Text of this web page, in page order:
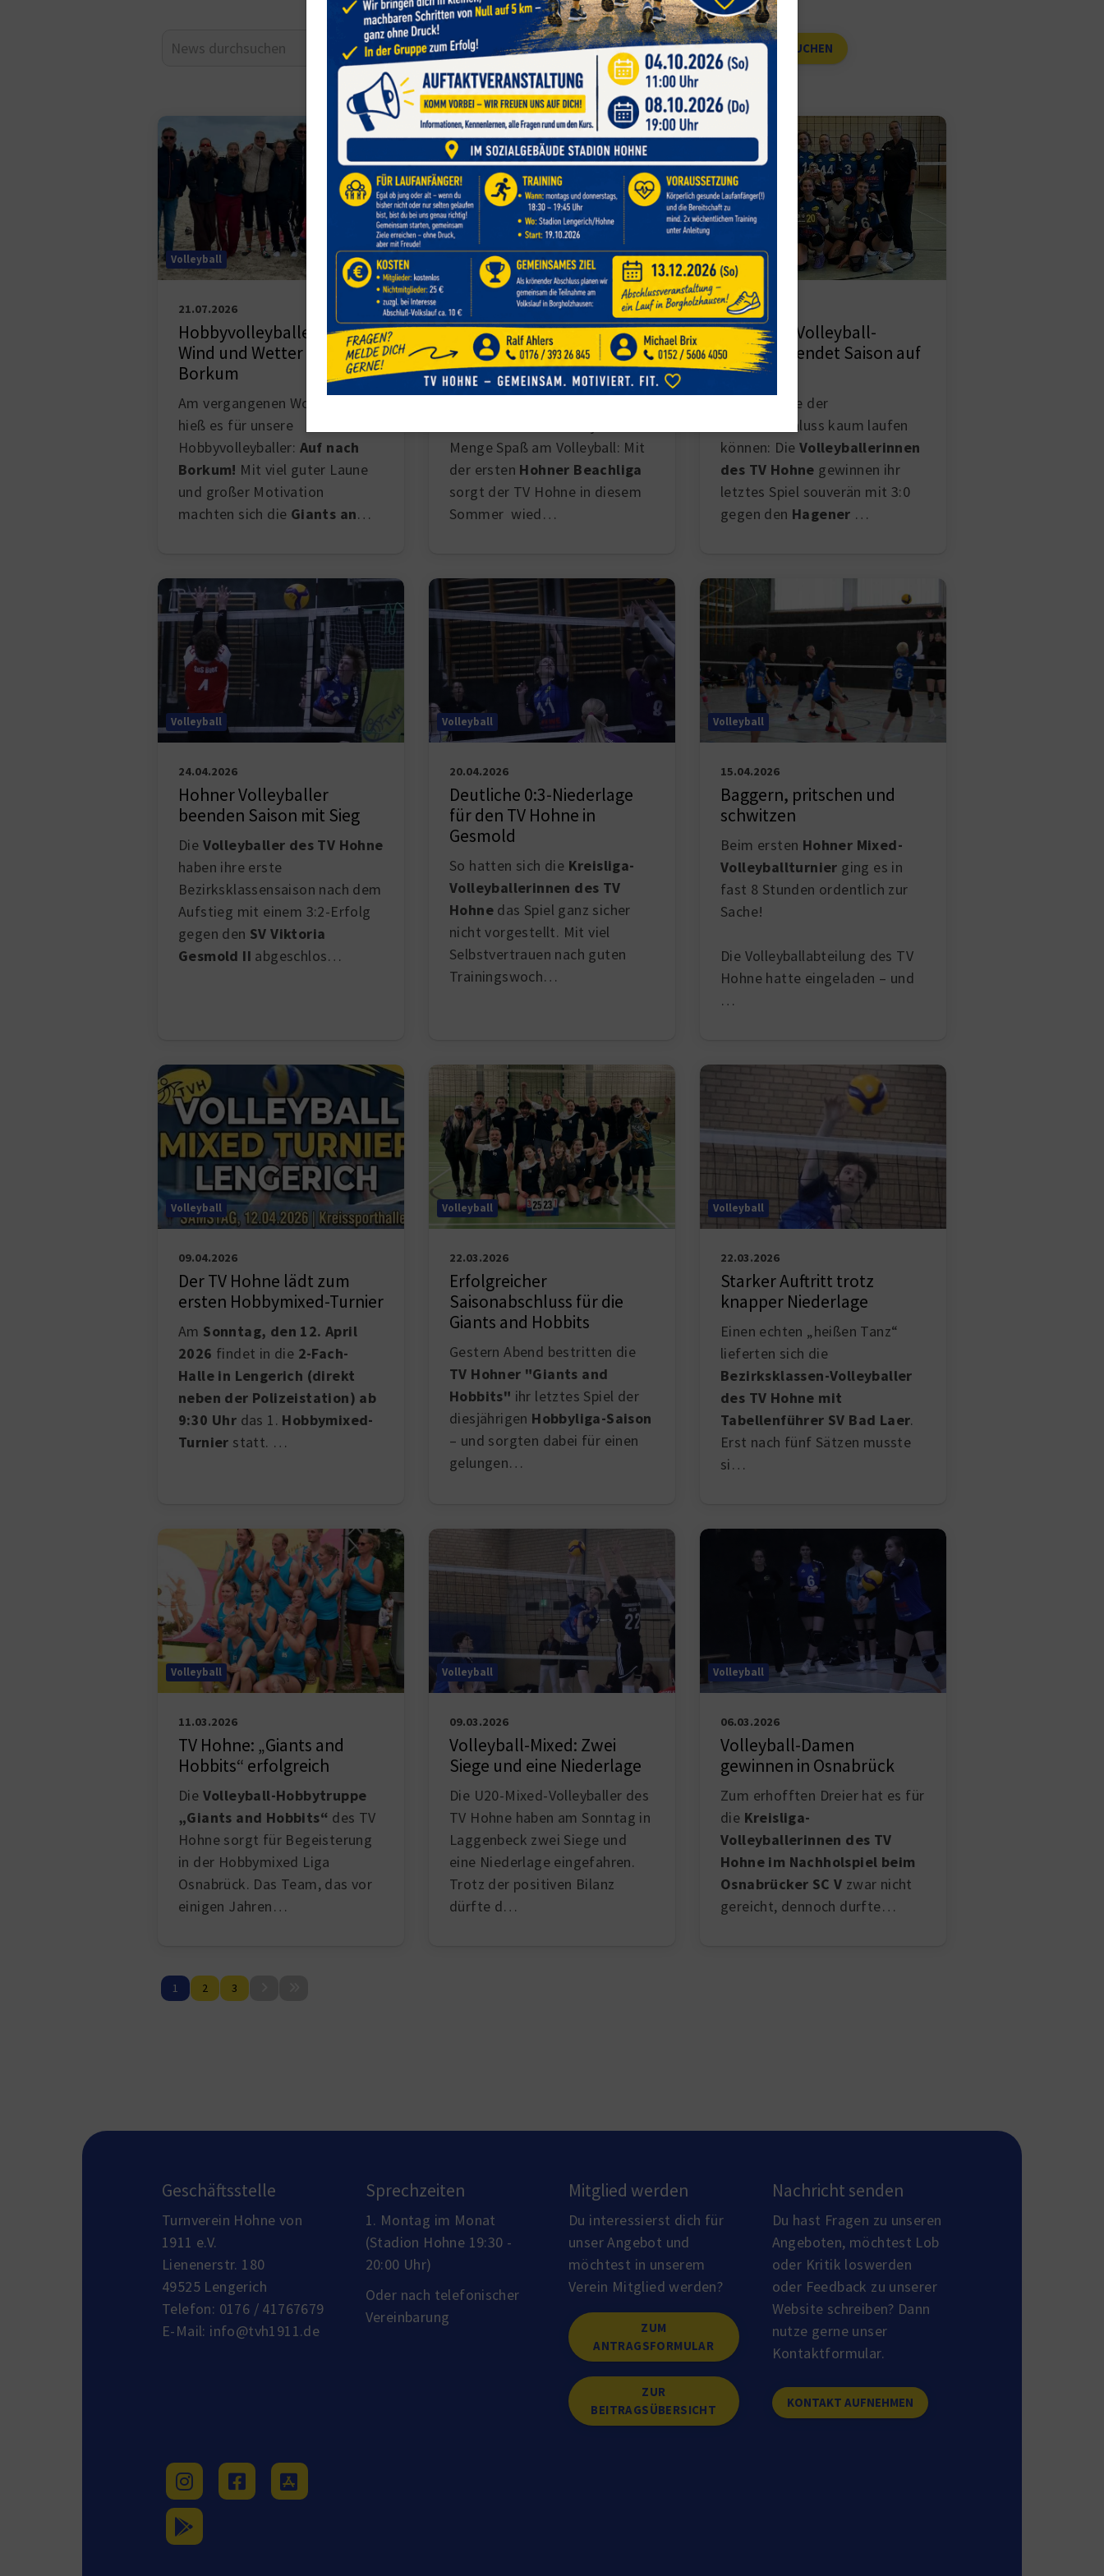
Volleyball
21.07.2026
Hobbyvolleyballer trotzen
Wind und Wetter auf
Borkum
Am vergangenen Wochenende
hieß es für unsere
Hobbyvolleyballer: Auf nach
Borkum! Mit viel guter Laune
und großer Motivation
machten sich die Giants an…
Volleyball
12.06.2026
TV Hohne Beachliga –
spielen, wann und wo die
Sonne scheint!
Menge Spaß am Volleyball: Mit
der ersten Hohner Beachliga
sorgt der TV Hohne in diesem
Sommer wied…
Volleyball
26.04.2026
TV Hohne Volleyball-
Damen beendet Saison auf
Platz fünf
Besser hätte der
Saisonabschluss kaum laufen
können: Die Volleyballerinnen
des TV Hohne gewinnen ihr
letztes Spiel souverän mit 3:0
gegen den Hagener …
Volleyball
24.04.2026
Hohner Volleyballer
beenden Saison mit Sieg
Die Volleyballer des TV Hohne
haben ihre erste
Bezirksklassensaison nach dem
Aufstieg mit einem 3:2-Erfolg
gegen den SV Viktoria
Gesmold II abgeschlos…
Volleyball
20.04.2026
Deutliche 0:3-Niederlage
für den TV Hohne in
Gesmold
So hatten sich die Kreisliga-
Volleyballerinnen des TV
Hohnedas Spiel ganz sicher
nicht vorgestellt. Mit viel
Selbstvertrauen nach guten
Trainingswoch…
Volleyball
15.04.2026
Baggern, pritschen und
schwitzen
Beim ersten Hohner Mixed-
Volleyballturnier ging es in
fast 8 Stunden ordentlich zur
Sache!
Die Volleyballabteilung des TV
Hohne hatte eingeladen – und
…
Volleyball
09.04.2026
Der TV Hohne lädt zum
ersten Hobbymixed-Turnier
Am Sonntag, den 12. April
2026 findet in die 2-Fach-
Halle in Lengerich (direkt
neben der Polizeistation) ab
9:30 Uhr das 1. Hobbymixed-
Turnier statt. …
Volleyball
22.03.2026
Erfolgreicher
Saisonabschluss für die
Giants and Hobbits
Gestern Abend bestritten die
TV Hohner "Giants and
Hobbits" ihr letztes Spiel der
diesjährigen Hobbyliga-Saison
– und sorgten dabei für einen
gelungen…
Volleyball
22.03.2026
Starker Auftritt trotz
knapper Niederlage
Einen echten „heißen Tanz“
lieferten sich die
Bezirksklassen-Volleyballer
des TV Hohne mit
Tabellenführer SV Bad Laer.
Erst nach fünf Sätzen musste
si…
Volleyball
11.03.2026
TV Hohne: „Giants and
Hobbits“ erfolgreich
Die Volleyball-Hobbytruppe
„Giants and Hobbits“ des TV
Hohne sorgt für Begeisterung
in der Hobbymixed Liga
Osnabrück. Das Team, das vor
einigen Jahren…
Volleyball
09.03.2026
Volleyball-Mixed: Zwei
Siege und eine Niederlage
Die U20-Mixed-Volleyballer des
TV Hohne haben am Sonntag in
Laggenbeck zwei Siege und
eine Niederlage eingefahren.
Trotz der positiven Bilanz
dürfte d…
Volleyball
06.03.2026
Volleyball-Damen
gewinnen in Osnabrück
Zum erhofften Dreier hat es für
die Kreisliga-
Volleyballerinnen des TV
Hohne im Nachholspiel beim
Osnabrücker SC V zwar nicht
gereicht, dennoch durfte…
1 2 3
Geschäftsstelle
Turnverein Hohne von
1911 e.V.
Lienenerstr. 180
49525 Lengerich
Telefon: 0176 / 41767679
E-Mail: info@tvh1911.de
Sprechzeiten
1. Montag im Monat
(Stadion Hohne 19:30 -
20:00 Uhr)
Oder nach telefonischer
Vereinbarung
Mitglied werden
Du interessierst dich für
unser Angebot und
möchtest in unserem
Verein Mitglied werden?
ZUM
ANTRAGSFORMULAR
ZUR
BEITRAGSÜBERSICHT
Nachricht senden
Du hast Fragen zu unseren
Angeboten, möchtest Lob
oder Kritik loswerden
oder Feedback zu unserer
Website schreiben? Dann
nutze gerne unser
Kontaktformular.
KONTAKT AUFNEHMEN